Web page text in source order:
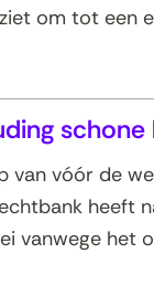
om tot een
schone
van vóór de
heeft
vanwege het